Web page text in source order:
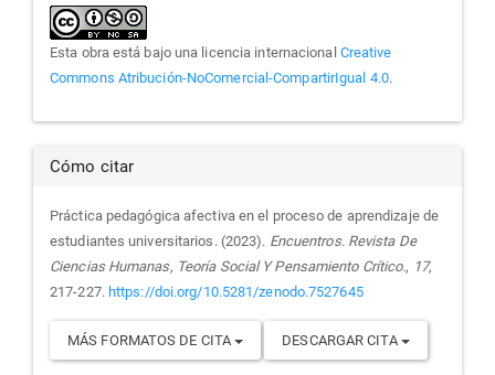
Esta obra está bajo una licencia internacional Creative
Commons Atribución-NoComercial-CompartirIgual 4.0.
Cómo citar
Práctica pedagógica afectiva en el proceso de aprendizaje de
estudiantes universitarios. (2023). Encuentros. Revista De
Ciencias Humanas, Teoría Social Y Pensamiento Crítico., 17,
217-227. https://doi.org/10.5281/zenodo.7527645
MÁS FORMATOS DE CITA DESCARGAR CITA